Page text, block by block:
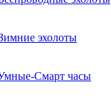
эхолоты
Смарт часы